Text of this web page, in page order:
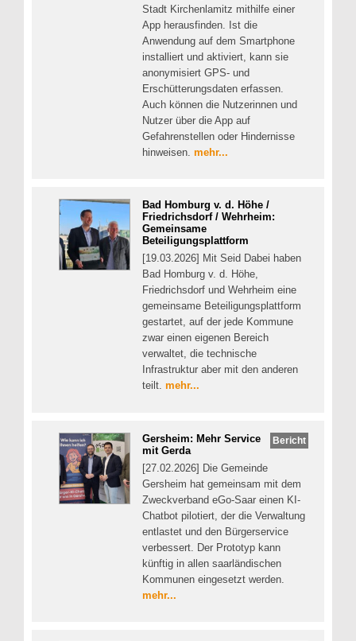
Stadt Kirchenlamitz mithilfe einer
App herausfinden. Ist die
Anwendung auf dem Smartphone
installiert und aktiviert, kann sie
anonymisiert GPS- und
Erschütterungsdaten erfassen.
Auch können die Nutzerinnen und
Nutzer über die App auf
Gefahrenstellen oder Hindernisse
hinweisen. mehr...
Bad Homburg v. d. Höhe /
Friedrichsdorf / Wehrheim:
Gemeinsame
Beteiligungsplattform
[19.03.2026] Mit Seid Dabei haben
Bad Homburg v. d. Höhe,
Friedrichsdorf und Wehrheim eine
gemeinsame Beteiligungsplattform
gestartet, auf der jede Kommune
zwar einen eigenen Bereich
verwaltet, die technische
Infrastruktur aber mit den anderen
teilt. mehr...
Bericht
Gersheim: Mehr Service
mit Gerda
[27.02.2026] Die Gemeinde
Gersheim hat gemeinsam mit dem
Zweckverband eGo-Saar einen KI-
Chatbot pilotiert, der die Verwaltung
entlastet und den Bürgerservice
verbessert. Der Prototyp kann
künftig in allen saarländischen
Kommunen eingesetzt werden.
mehr...